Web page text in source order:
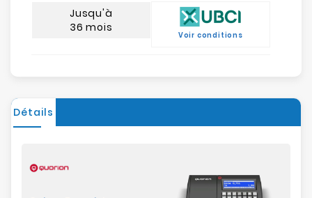
Jusqu'à
36 mois
Voir conditions
Détails